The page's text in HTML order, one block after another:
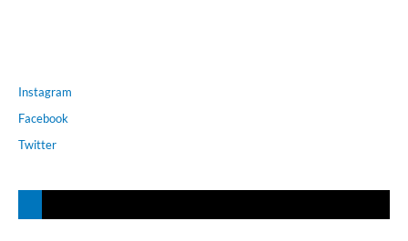
Instagram
Facebook
Twitter